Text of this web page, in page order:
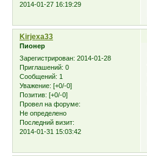
2014-01-27 16:19:29
Kirjexa33
Пионер
Зарегистрирован: 2014-01-28
Приглашений: 0
Сообщений: 1
Уважение: [+0/-0]
Позитив: [+0/-0]
Провел на форуме:
Не определено
Последний визит:
2014-01-31 15:03:42